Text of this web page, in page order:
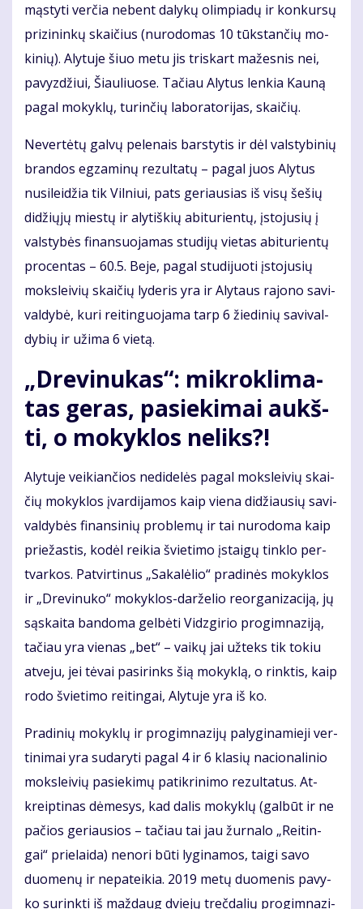
mąs­ty­ti ver­čia ne­bent da­ly­kų olim­pia­dų ir kon­kur­sų
pri­zi­nin­kų skai­čius (nu­ro­do­mas 10 tūks­tan­čių mo­
ki­nių). Aly­tu­je šiuo me­tu jis tri­skart ma­žes­nis nei,
pa­vyz­džiui, Šiau­liuo­se. Ta­čiau Aly­tus len­kia Kau­ną
pa­gal mo­kyk­lų, tu­rin­čių la­bo­ra­to­ri­jas, skai­čių.
Ne­ver­tė­tų gal­vų pe­le­nais bars­ty­tis ir dėl vals­ty­bi­nių
bran­dos eg­za­mi­nų re­zul­ta­tų – pa­gal juos Aly­tus
nu­si­lei­džia tik Vil­niui, pats ge­riau­sias iš vi­sų še­šių
di­džių­jų mies­tų ir aly­tiš­kių abi­tu­rien­tų, įsto­ju­sių į
vals­ty­bės fi­nan­suo­ja­mas stu­di­jų vie­tas abi­tu­rien­tų
pro­cen­tas – 60.5. Be­je, pa­gal stu­di­juo­ti įsto­ju­sių
moks­lei­vių skai­čių ly­de­ris yra ir Aly­taus ra­jo­no sa­vi­
val­dy­bė, ku­ri rei­tin­guo­ja­ma tarp 6 žie­di­nių sa­vi­val­
dy­bių ir už­ima 6 vie­tą.
„Dre­vi­nu­kas“: mik­ro­kli­ma­
tas ge­ras, pa­sie­ki­mai aukš­
ti, o mo­kyk­los ne­liks?!
Aly­tu­je vei­kian­čios ne­di­de­lės pa­gal moks­lei­vių skai­
čių mo­kyk­los įvar­di­ja­mos kaip vie­na di­džiau­sių sa­vi­
val­dy­bės fi­nan­si­nių pro­ble­mų ir tai nu­ro­do­ma kaip
prie­žas­tis, ko­dėl rei­kia švie­ti­mo įstai­gų tin­klo per­
tvar­kos. Pa­tvir­ti­nus „Sa­ka­lė­lio“ pra­di­nės mo­kyk­los
ir „Dre­vi­nu­ko“ mo­kyk­los-dar­že­lio re­or­ga­ni­za­ci­ją, jų
są­skai­ta ban­do­ma gel­bė­ti Vidz­gi­rio pro­gim­na­zi­ją,
ta­čiau yra vie­nas „bet“ – vai­kų jai už­teks tik to­kiu
at­ve­ju, jei tė­vai pa­si­rinks šią mo­kyk­lą, o rink­tis, kaip
ro­do švie­ti­mo rei­tin­gai, Aly­tu­je yra iš ko.
Pra­di­nių mo­kyk­lų ir pro­gim­na­zi­jų pa­ly­gi­na­mie­ji ver­
ti­ni­mai yra su­da­ry­ti pa­gal 4 ir 6 kla­sių na­cio­na­li­nio
moks­lei­vių pa­sie­ki­mų pa­tik­ri­ni­mo re­zul­ta­tus. At­
kreip­ti­nas dė­me­sys, kad da­lis mo­kyk­lų (gal­būt ir ne
pa­čios ge­riau­sios – ta­čiau tai jau žur­na­lo „Rei­tin­
gai“ prie­lai­da) ne­no­ri bū­ti ly­gi­na­mos, tai­gi sa­vo
duo­me­nų ir ne­pa­tei­kia. 2019 me­tų duo­me­nis pa­vy­
ko su­rink­ti iš maž­daug dvie­jų treč­da­lių pro­gim­na­zi­